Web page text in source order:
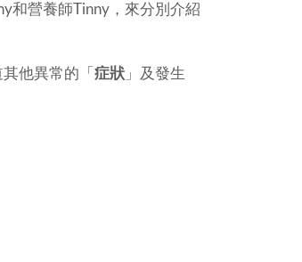
和營養師Tinny，來分別介紹
其他異常的「 症狀 」及發生